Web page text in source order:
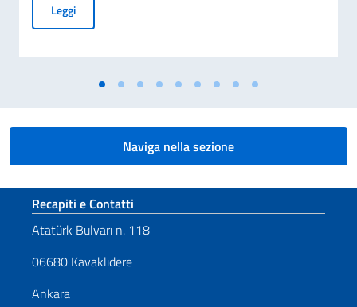
LeggiMESSAGGIO DEL VICE PRESIDENTE DEL CONSIGLIO DEI
Naviga nella sezione
Sezione footer
Recapiti e Contatti
Atatürk Bulvarı n. 118
06680 Kavaklıdere
Ankara